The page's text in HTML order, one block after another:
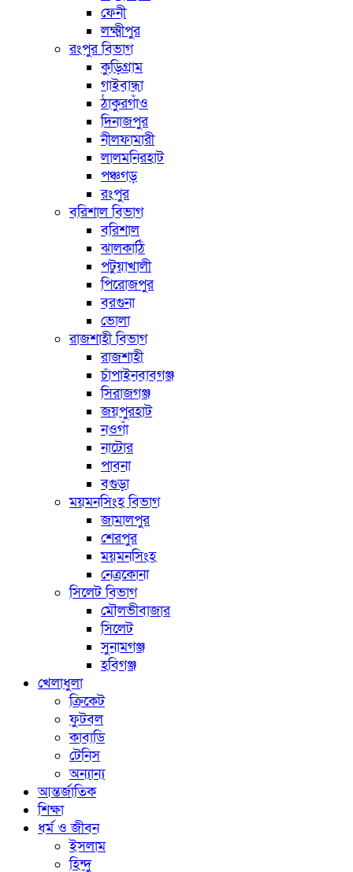
ফেনী
লক্ষ্মীপুর
রংপুর বিভাগ
কুড়িগ্রাম
গাইবান্ধা
ঠাকুরগাঁও
দিনাজপুর
নীলফামারী
লালমনিরহাট
পঞ্চগড়
রংপুর
বরিশাল বিভাগ
বরিশাল
ঝালকাঠি
পটুয়াখালী
পিরোজপুর
বরগুনা
ভোলা
রাজশাহী বিভাগ
রাজশাহী
চাঁপাইনবাবগঞ্জ
সিরাজগঞ্জ
জয়পুরহাট
নওগাঁ
নাটোর
পাবনা
বগুড়া
ময়মনসিংহ বিভাগ
জামালপুর
শেরপুর
ময়মনসিংহ
নেত্রকোনা
সিলেট বিভাগ
মৌলভীবাজার
সিলেট
সুনামগঞ্জ
হবিগঞ্জ
খেলাধুলা
ক্রিকেট
ফুটবল
কাবাডি
টেনিস
অন্যান্য
আন্তর্জাতিক
শিক্ষা
ধর্ম ও জীবন
ইসলাম
হিন্দু